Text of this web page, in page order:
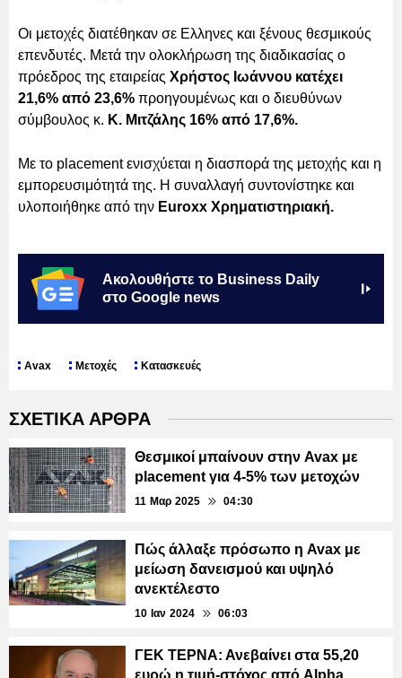
Οι μετοχές διατέθηκαν σε Ελληνες και ξένους θεσμικούς
επενδυτές. Μετά την ολοκλήρωση της διαδικασίας ο
πρόεδρος της εταιρείας Χρήστος Ιωάννου κατέχει
21,6% από 23,6% προηγουμένως και ο διευθύνων
σύμβουλος κ. Κ. Μιτζάλης 16% από 17,6%.
Με το placement ενισχύεται η διασπορά της μετοχής και η
εμπορευσιμότητά της. Η συναλλαγή συντονίστηκε και
υλοποιήθηκε από την Euroxx Χρηματιστηριακή.
Ακολουθήστε το Business Daily
στο Google news
Avax Μετοχές Κατασκευές
ΣΧΕΤΙΚΑ ΑΡΘΡΑ
Θεσμικοί μπαίνουν στην Avax με
placement για 4-5% των μετοχών
11 Μαρ 2025 04:30
Πώς άλλαξε πρόσωπο η Avax με
μείωση δανεισμού και υψηλό
ανεκτέλεστο
10 Ιαν 2024 06:03
ΓΕΚ ΤΕΡΝΑ: Ανεβαίνει στα 55,20
ευρώ η τιμή-στόχος από Alpha